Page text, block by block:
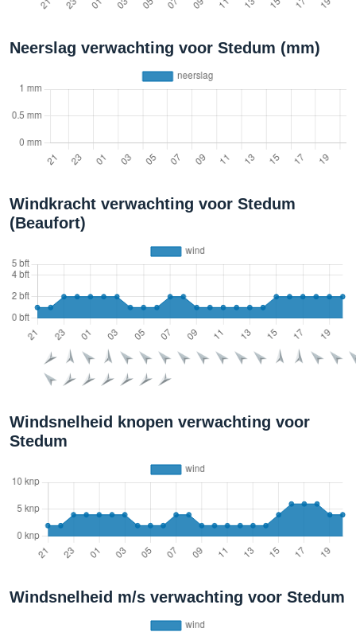
Neerslag verwachting voor Stedum (mm)
Windkracht verwachting voor Stedum
(Beaufort)
Windsnelheid knopen verwachting voor
Stedum
Windsnelheid m/s verwachting voor Stedum